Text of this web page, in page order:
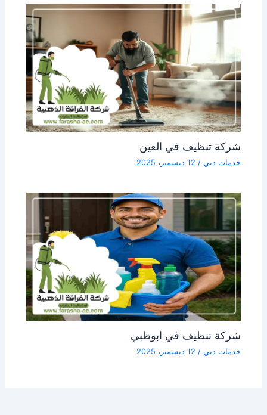
شركة تنظيف في العين
خدمات دبي / 12 ديسمبر، 2025
شركة تنظيف في ابوظبي
خدمات دبي / 12 ديسمبر، 2025